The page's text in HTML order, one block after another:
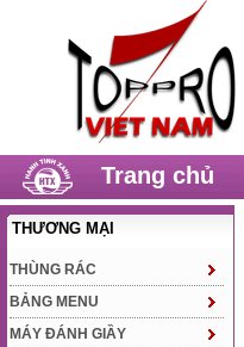
Trang chủ
THƯƠNG MẠI
THÙNG RÁC
BẢNG MENU
MÁY ĐÁNH GIẦY